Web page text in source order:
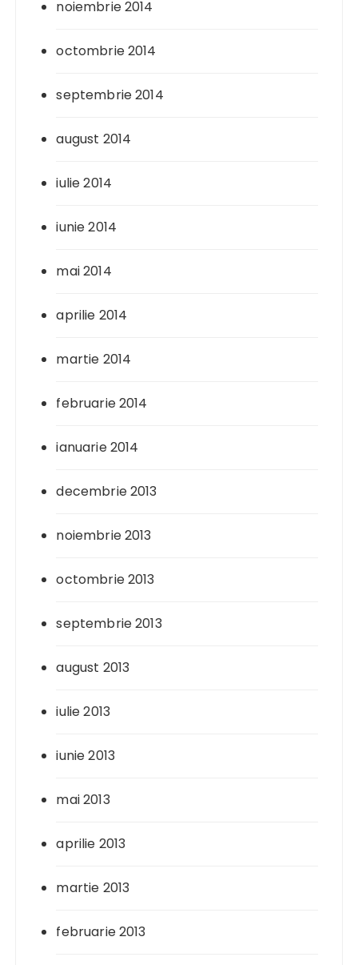
noiembrie 2014
octombrie 2014
septembrie 2014
august 2014
iulie 2014
iunie 2014
mai 2014
aprilie 2014
martie 2014
februarie 2014
ianuarie 2014
decembrie 2013
noiembrie 2013
octombrie 2013
septembrie 2013
august 2013
iulie 2013
iunie 2013
mai 2013
aprilie 2013
martie 2013
februarie 2013